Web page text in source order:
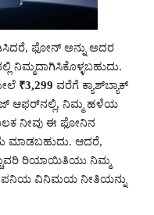
ಫೋನ್ ಅನ್ನು ಅದರ
ನಿಮ್ಮದಾಗಿಸಿಕೊಳ್ಳಬಹುದು.
₹3,299 ವರೆಗೆ ಕ್ಯಾಶ್‌ಬ್ಯಾಕ್
ಆಫರ್‌ನಲ್ಲಿ, ನಿಮ್ಮ ಹಳೆಯ
ನೀವು ಈ ಫೋನಿನ
ಮಾಡಬಹುದು. ಆದರೆ,
ರಿಯಾಯಿತಿಯು ನಿಮ್ಮ
ವಿನಿಮಯ ನೀತಿಯನ್ನು